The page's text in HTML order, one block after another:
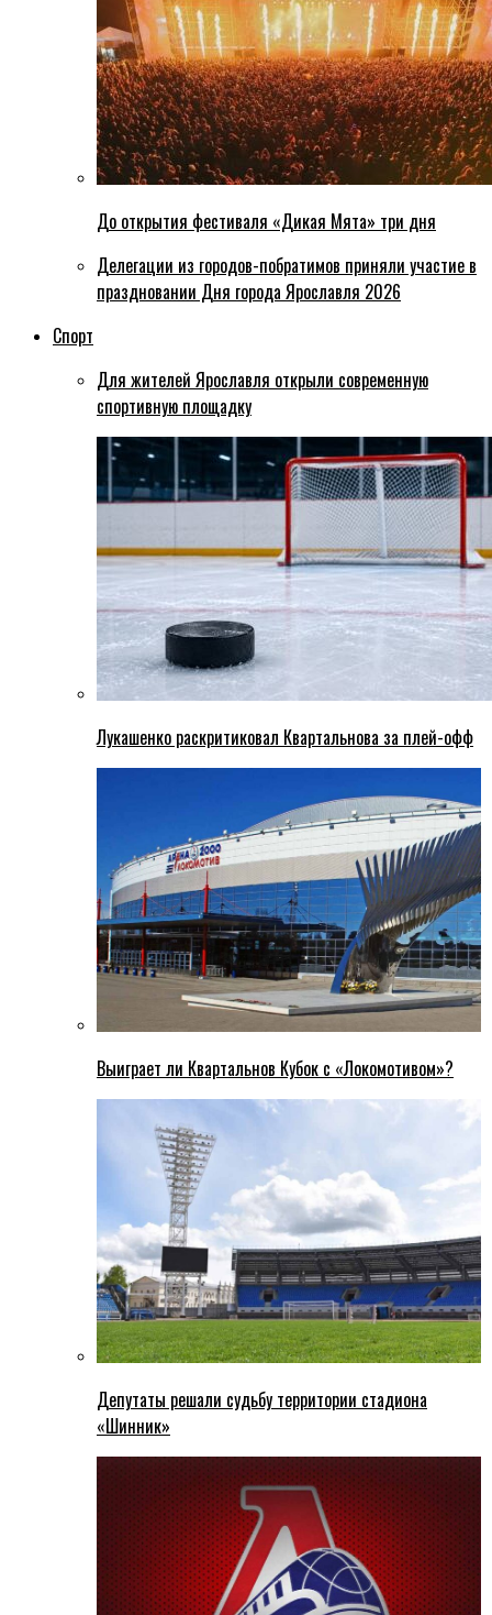
До открытия фестиваля «Дикая Мята» три дня
Делегации из городов-побратимов приняли участие в
праздновании Дня города Ярославля 2026
Спорт
Для жителей Ярославля открыли современную
спортивную площадку
Лукашенко раскритиковал Квартальнова за плей-офф
Выиграет ли Квартальнов Кубок с «Локомотивом»?
Депутаты решали судьбу территории стадиона
«Шинник»